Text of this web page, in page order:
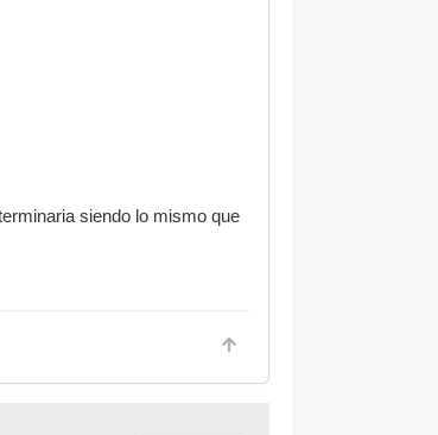
siendo lo mismo que